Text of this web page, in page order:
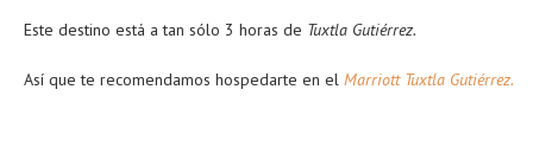
Este destino está a tan sólo 3 horas de Tuxtla Gutiérrez.
Así que te recomendamos hospedarte en el Marriott Tuxtla Gutiérrez.